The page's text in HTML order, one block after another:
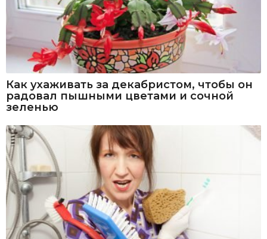
Как ухаживать за декабристом, чтобы он
радовал пышными цветами и сочной
зеленью